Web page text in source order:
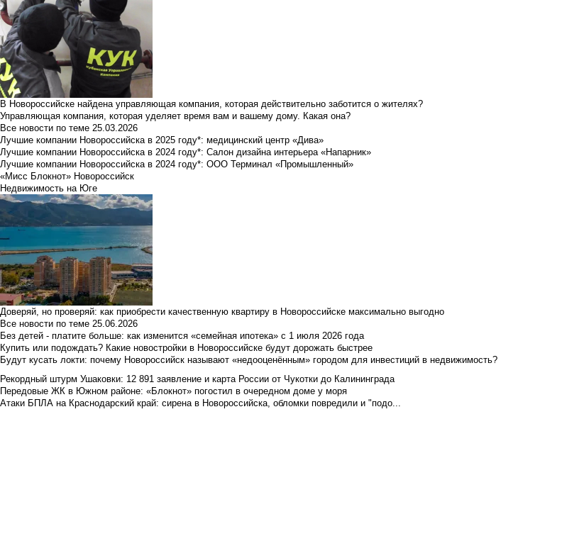
В Новороссийске найдена управляющая компания, которая действительно заботится о жителях?
Управляющая компания, которая уделяет время вам и вашему дому. Какая она?
Все новости по теме 25.03.2026
Лучшие компании Новороссийска в 2025 году*: медицинский центр «Дива»
Лучшие компании Новороссийска в 2024 году*: Салон дизайна интерьера «Напарник»
Лучшие компании Новороссийска в 2024 году*: ООО Терминал «Промышленный»
«Мисс Блокнот» Новороссийск
Недвижимость на Юге
Доверяй, но проверяй: как приобрести качественную квартиру в Новороссийске максимально выгодно
Все новости по теме 25.06.2026
Без детей - платите больше: как изменится «семейная ипотека» с 1 июля 2026 года
Купить или подождать? Какие новостройки в Новороссийске будут дорожать быстрее
Будут кусать локти: почему Новороссийск называют «недооценённым» городом для инвестиций в недвижимость?
Рекордный штурм Ушаковки: 12 891 заявление и карта России от Чукотки до Калининграда
Передовые ЖК в Южном районе: «Блокнот» погостил в очередном доме у моря
Атаки БПЛА на Краснодарский край: сирена в Новороссийска, обломки повредили и "подо...